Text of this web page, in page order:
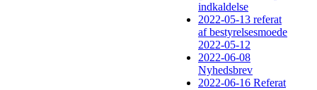
indkaldelse
2022-05-13 referat
af bestyrelsesmoede
2022-05-12
2022-06-08
Nyhedsbrev
2022-06-16 Referat